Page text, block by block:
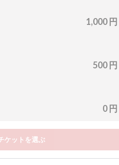
1,000 円
500 円
0 円
ケットを選ぶ